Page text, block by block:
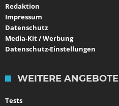
Redaktion
Impressum
Datenschutz
Media-Kit / Werbung
Datenschutz-Einstellungen
WEITERE ANGEBOTE
Tests